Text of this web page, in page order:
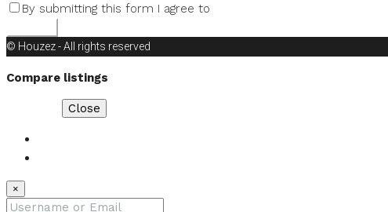
By submitting this form I agree to
© Houzez - All rights reserved
Compare listings
Close
×